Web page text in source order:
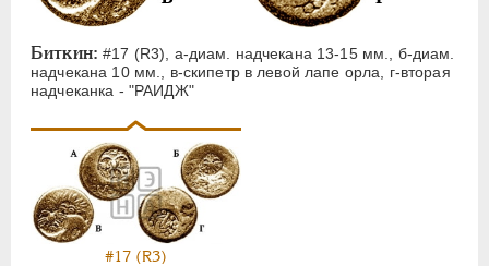
Биткин: #17 (R3), а-диам. надчекана 13-15 мм., б-диам.
надчекана 10 мм., в-скипетр в левой лапе орла, г-вторая
надчеканка - "РАИДЖ"
#17 (R3)
ИНОСТРАННЫЕ
Нидерландские дукаты
Турецкие пиастры
Крымские монеты
Грузинские монеты
Бисти
Полубисти